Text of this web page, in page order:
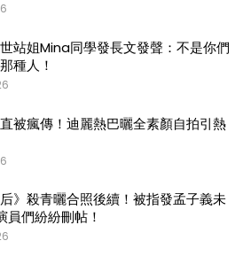
站姐Mina同學發長文發聲：不是你們
種人！
被瘋傳！迪麗熱巴曬全素顏自拍引熱
后》殺青曬合照後續！被指發孟子義未
員們紛紛刪帖！